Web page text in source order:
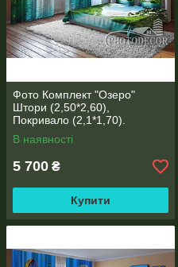
Фото Комплект "Озеро"
Штори (2,50*2,60),
Покривало (2,1*1,70).
Читаємо опис!
В наявності
5 700 ₴
Купити